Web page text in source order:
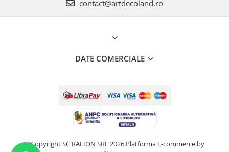
contact@artdecoland.ro
DATE COMERCIALE
©Copyright SC RALION SRL 2026 Platforma E-commerce by